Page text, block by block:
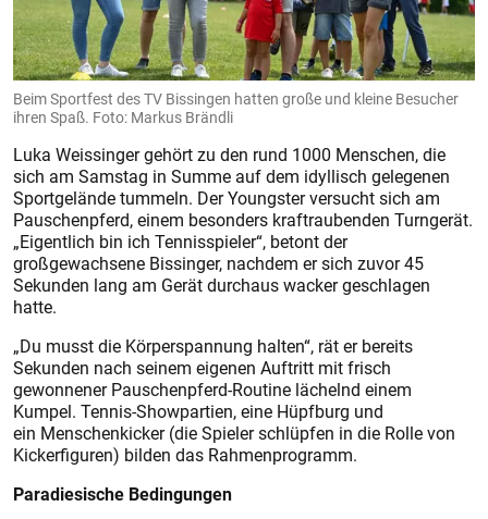
Beim Sportfest des TV Bissingen hatten große und kleine Besucher
ihren Spaß. Foto: Markus Brändli
Luka Weissinger gehört zu den rund 1000 Menschen, die
sich am Samstag in Summe auf dem idyllisch gelegenen
Sportgelände tummeln. Der Youngster versucht sich am
Pauschenpferd, einem besonders kraftraubenden Turngerät.
„Eigentlich bin ich Tennisspieler“, betont der
großgewachsene Bissinger, nachdem er sich zuvor 45
Sekunden lang am Gerät durchaus wacker geschlagen
hatte.
„Du musst die Körperspannung halten“, rät er bereits
Sekunden nach seinem eigenen Auftritt mit frisch
gewonnener Pauschenpferd-Routine lächelnd einem
Kumpel. Tennis-Showpartien, eine Hüpfburg und
ein Menschenkicker (die Spieler schlüpfen in die Rolle von
Kickerfiguren) bilden das Rahmenprogramm.
Paradiesische Bedingungen